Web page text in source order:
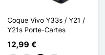
Coque Vivo Y33s / Y21 /
Y21s Porte-Cartes
12,99 €